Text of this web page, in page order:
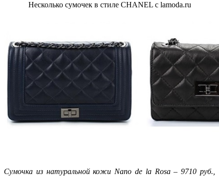
Несколько сумочек в стиле CHANEL с lamoda.ru
Сумочка из натуральной кожи Nano de la Rosa – 9710 руб.,